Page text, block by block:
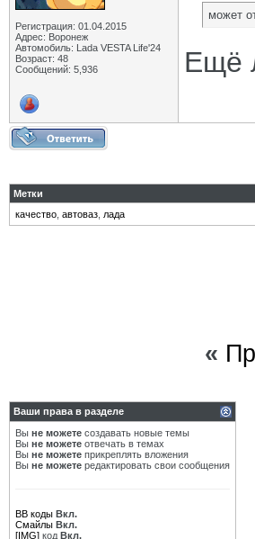
Регистрация: 01.04.2015
Адрес: Воронеж
Автомобиль: Lada VESTA Life'24
Возраст: 48
Сообщений: 5,936
может
Ещё
Метки
качество автоваз лада
«
Ваши права в разделе
Вы не можете создавать новые темы
Вы не можете отвечать в темах
Вы не можете прикреплять вложения
Вы не можете редактировать свои сообщения
BB коды Вкл.
Смайлы Вкл.
[IMG] код Вкл.